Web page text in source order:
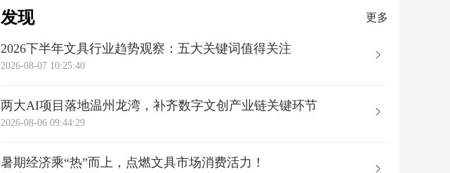
发现 更多
2026下半年文具行业趋势观察：五大关键词值得关注
2026-08-07 10:25:40
两大AI项目落地温州龙湾，补齐数字文创产业链关键环节
2026-08-06 09:44:29
暑期经济乘“热”而上，点燃文具市场消费活力！